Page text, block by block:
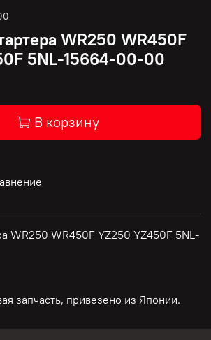
WR250 WR450F
5NL-15664-00-00
В корзину
WR250 WR450F YZ250 YZ450F 5NL-
запчасть, привезено из Японии.